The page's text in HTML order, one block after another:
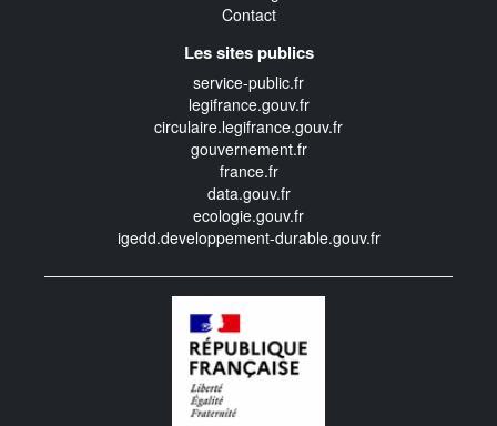
Contact
Les sites publics
service-public.fr
legifrance.gouv.fr
circulaire.legifrance.gouv.fr
gouvernement.fr
france.fr
data.gouv.fr
ecologie.gouv.fr
igedd.developpement-durable.gouv.fr